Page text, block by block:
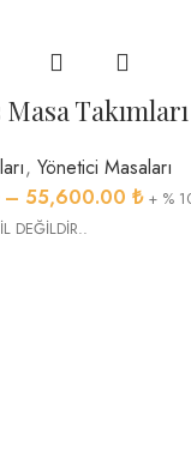
Takımları
, Yönetici Masaları
– 55,600.00 ₺ + %
DEĞİLDİR..